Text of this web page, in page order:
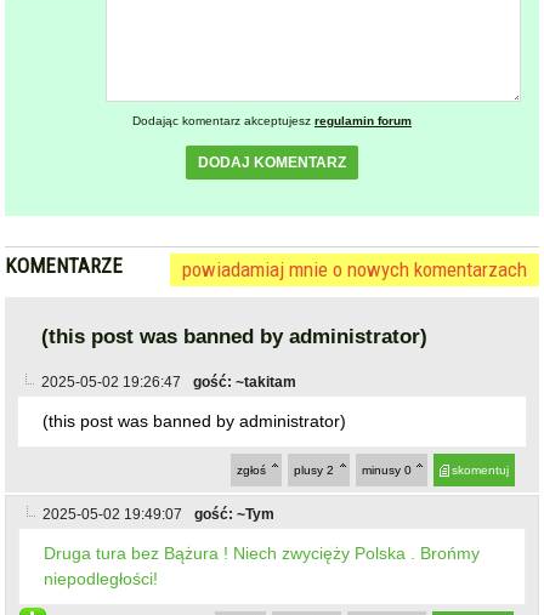
Dodając komentarz akceptujesz regulamin forum
DODAJ KOMENTARZ
KOMENTARZE powiadamiaj mnie o nowych komentarzach
(this post was banned by administrator)
2025-05-02 19:26:47 gość: ~takitam
(this post was banned by administrator)
skomentuj
minusy 0
plusy 2
zgłoś
2025-05-02 19:49:07 gość: ~Tym
Druga tura bez Bążura ! Niech zwycięży Polska . Brońmy
niepodległości!